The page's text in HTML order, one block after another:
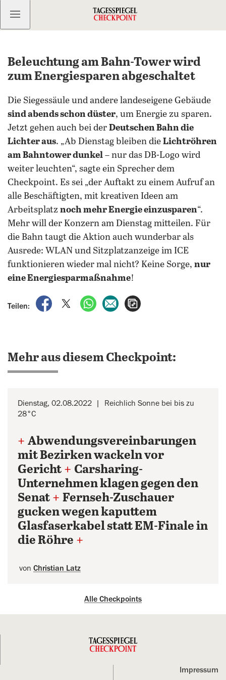
Kostenlos anmelden
Beleuchtung am Bahn-Tower wird
zum Energiesparen abgeschaltet
Die Siegessäule und andere landeseigene Gebäude
sind abends schon düster, um Energie zu sparen.
Jetzt gehen auch bei der Deutschen Bahn die
Lichter aus. „Ab Dienstag bleiben die Lichtröhren
am Bahntower dunkel – nur das DB-Logo wird
weiter leuchten“, sagte ein Sprecher dem
Checkpoint. Es sei „der Auftakt zu einem Aufruf an
alle Beschäftigten, mit kreativen Ideen am
Arbeitsplatz noch mehr Energie einzusparen“.
Mehr will der Konzern am Dienstag mitteilen. Für
die Bahn taugt die Aktion auch wunderbar als
Ausrede: WLAN und Sitzplatzanzeige im ICE
funktionieren wieder mal nicht? Keine Sorge, nur
eine Energiesparmaßnahme!
Teilen:
auf Facebook teilen
auf X teilenper WhatsApp teilen
per E-Mail teilen
Mehr aus diesem Checkpoint:
Dienstag, 02.08.2022
Reichlich Sonne bei bis zu
28°C
+ Abwendungsvereinbarungen
mit Bezirken wackeln vor
Gericht + Carsharing-
Unternehmen klagen gegen den
Senat + Fernseh-Zuschauer
gucken wegen kaputtem
Glasfaserkabel statt EM-Finale in
die Röhre +
von Christian Latz
Alle Checkpoints
Impressum